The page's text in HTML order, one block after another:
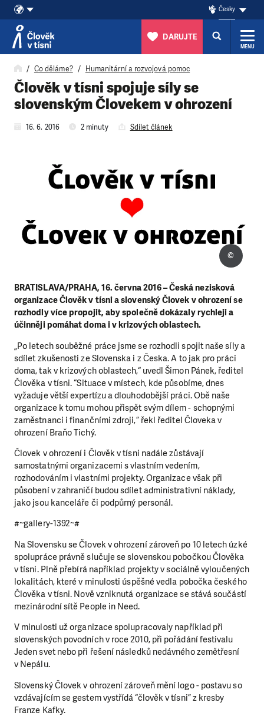
Přeskočit na obsah
Česky
DARUJTE
MENU
Co děláme? Humanitární a rozvojová pomoc
Člověk v tísni spojuje síly se
slovenským Človekem v ohrození
16. 6. 2016 2 minuty Sdílet článek
BRATISLAVA/PRAHA, 16. června 2016 – Česká nezisková
organizace Člověk v tísni a slovenský Človek v ohrození se
rozhodly více propojit, aby společně dokázaly rychleji a
účinněji pomáhat doma i v krizových oblastech.
©
„Po letech souběžné práce jsme se rozhodli spojit naše síly a
sdílet zkušenosti ze Slovenska i z Česka. A to jak pro práci
doma, tak v krizových oblastech,“ uvedl Šimon Pánek, ředitel
Člověka v tísni. “Situace v místech, kde působíme, dnes
vyžaduje větší expertízu a dlouhodobější práci. Obě naše
organizace k tomu mohou přispět svým dílem - schopnými
zaměstnanci i finančními zdroji,” řekl ředitel Človeka v
ohrození Braňo Tichý.
Človek v ohrození i Člověk v tísni nadále zůstávají
samostatnými organizacemi s vlastním vedením,
rozhodováním i vlastními projekty. Organizace však při
působení v zahraničí budou sdílet administrativní náklady,
jako jsou kanceláře či podpůrný personál.
#~gallery-1392~#
Na Slovensku se Človek v ohrození zároveň po 10 letech úzké
spolupráce právně slučuje se slovenskou pobočkou Člověka
v tísni. Plně přebírá například projekty v sociálně vyloučených
lokalitách, které v minulosti úspěšné vedla pobočka českého
Člověka v tísni. Nově vzniknutá organizace se stává součástí
mezinárodní sítě People in Need.
V minulosti už organizace spolupracovaly například při
slovenských povodních v roce 2010, při pořádání festivalu
Jeden svet nebo při řešení následků nedávného zemětřesní
v Nepálu.
Slovenský Človek v ohrození zároveň mění logo - postavu so
vzdávajícím se gestem vystřídá “člověk v tísni” z kresby
Franze Kafky.